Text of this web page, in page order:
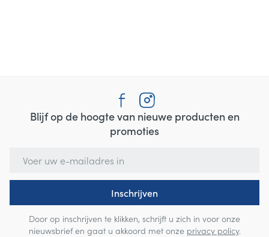
Blijf op de hoogte van nieuwe producten en
promoties
Inschrijven
Door op inschrijven te klikken, schrijft u zich in voor onze
nieuwsbrief en gaat u akkoord met onze privacy policy.